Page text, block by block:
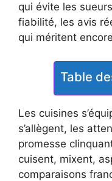
qui évite les
fiabilité, les avis
qui méritent
Table
Les cuisines
s’allègent, les
promesse
cuisent, mixent,
comparaisons